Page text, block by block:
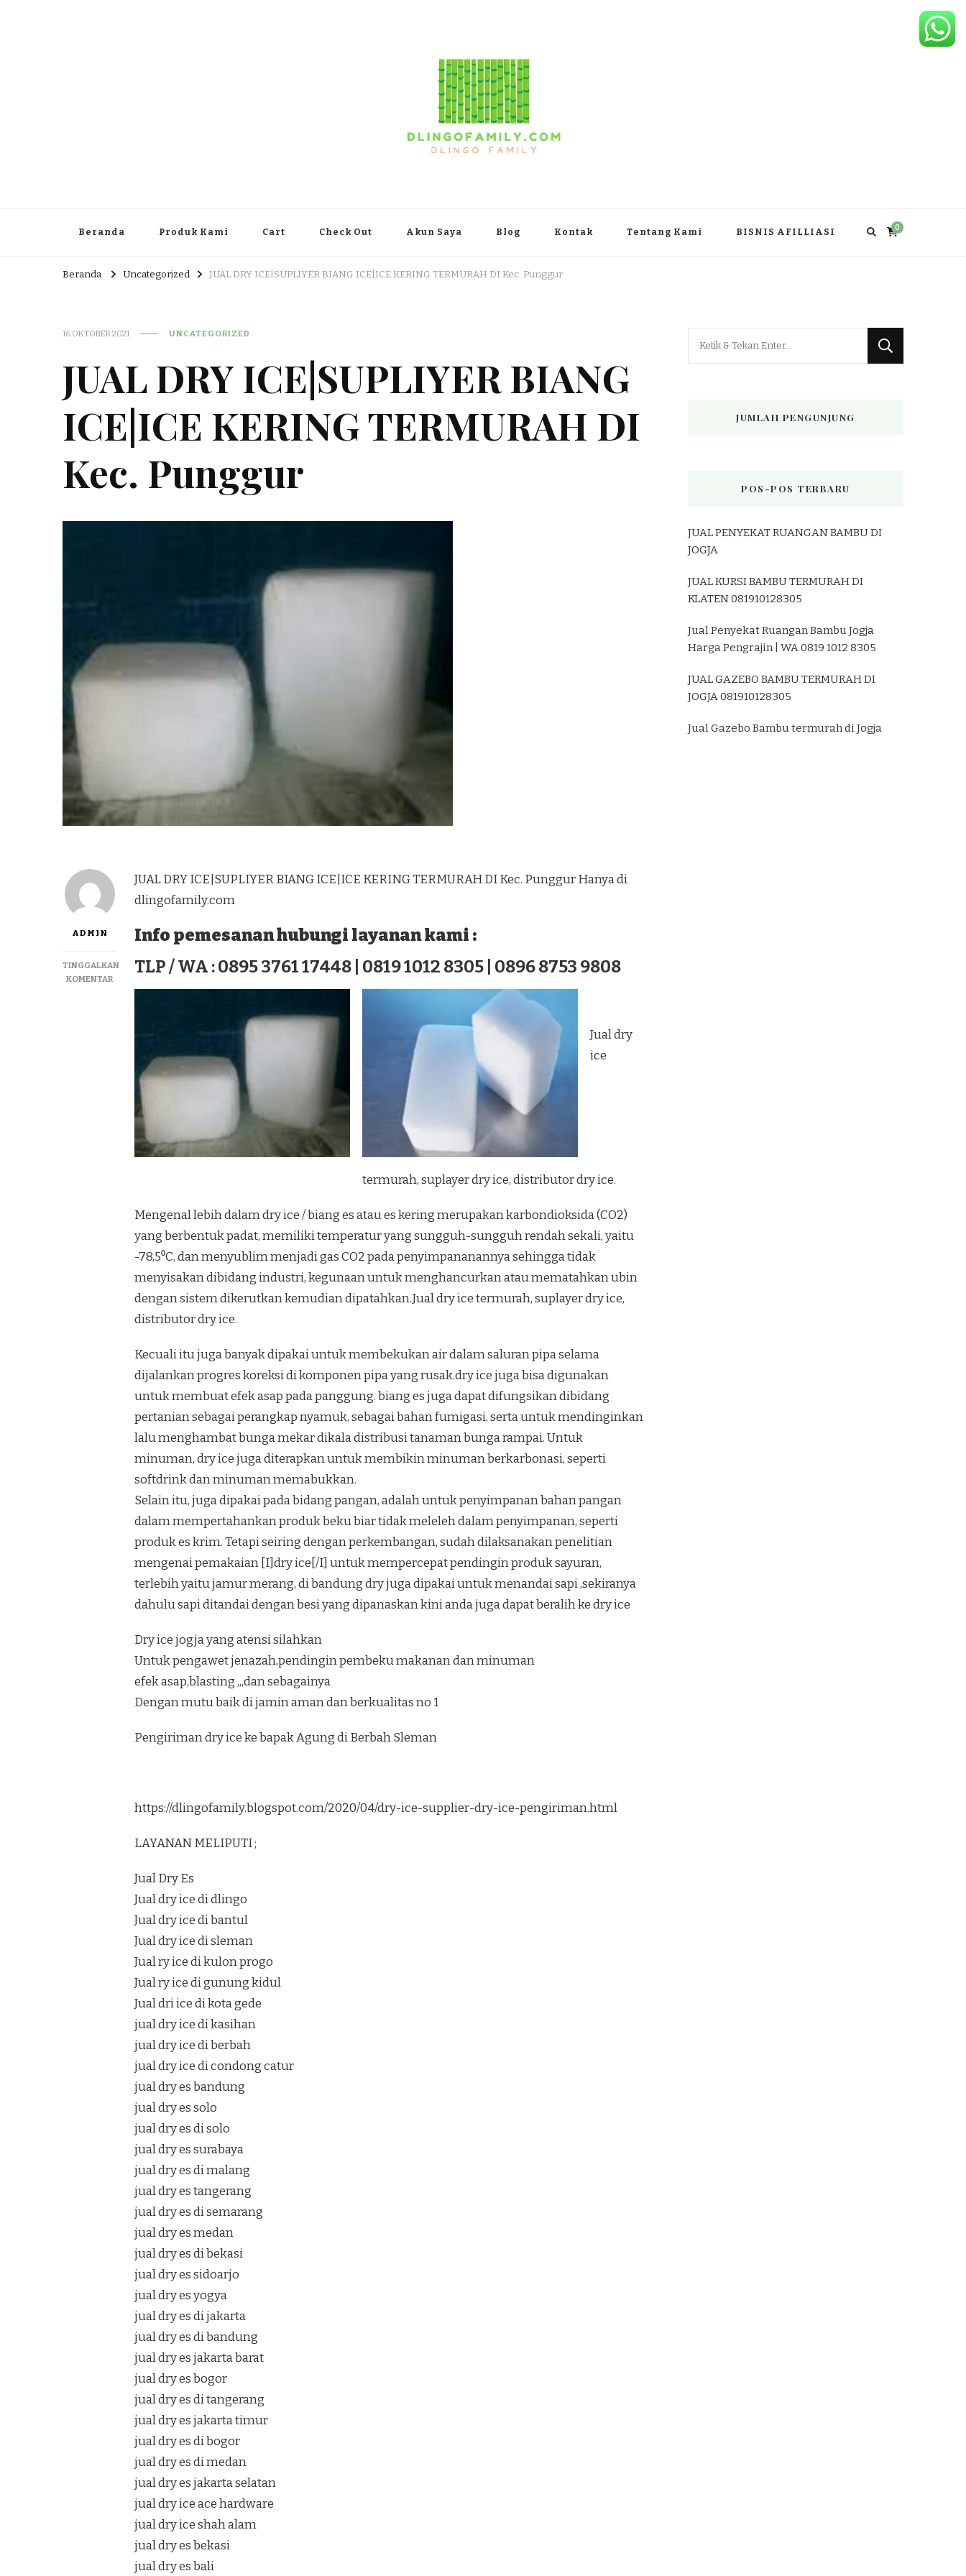
Beranda Produk Kami Cart Check Out Akun Saya Blog Kontak Tentang Kami BISNIS AFILLIASI 0
Beranda Uncategorized JUAL DRY ICE|SUPLIYER BIANG ICE|ICE KERING TERMURAH DI Kec. Punggur
16 OKTOBER 2021 UNCATEGORIZED
JUAL DRY ICE|SUPLIYER BIANG
ICE|ICE KERING TERMURAH DI
Kec. Punggur
ADMIN
TINGGALKAN
KOMENTARPADA
TERMURAH
PUNGGUR
JUAL DRY ICE|SUPLIYER BIANG ICE|ICE KERING TERMURAH DI Kec. Punggur Hanya di
dlingofamily.com
Info pemesanan hubungi layanan kami :
TLP / WA : 0895 3761 17448 | 0819 1012 8305 | 0896 8753 9808
Jual dry
ice
termurah, suplayer dry ice, distributor dry ice.
Mengenal lebih dalam dry ice / biang es atau es kering merupakan karbondioksida (CO2)
yang berbentuk padat, memiliki temperatur yang sungguh-sungguh rendah sekali, yaitu
-78,5⁰C, dan menyublim menjadi gas CO2 pada penyimpananannya sehingga tidak
menyisakan dibidang industri, kegunaan untuk menghancurkan atau mematahkan ubin
dengan sistem dikerutkan kemudian dipatahkan.Jual dry ice termurah, suplayer dry ice,
distributor dry ice.
Kecuali itu juga banyak dipakai untuk membekukan air dalam saluran pipa selama
dijalankan progres koreksi di komponen pipa yang rusak.dry ice juga bisa digunakan
untuk membuat efek asap pada panggung. biang es juga dapat difungsikan dibidang
pertanian sebagai perangkap nyamuk, sebagai bahan fumigasi, serta untuk mendinginkan
lalu menghambat bunga mekar dikala distribusi tanaman bunga rampai. Untuk
minuman, dry ice juga diterapkan untuk membikin minuman berkarbonasi, seperti
softdrink dan minuman memabukkan.
Selain itu, juga dipakai pada bidang pangan, adalah untuk penyimpanan bahan pangan
dalam mempertahankan produk beku biar tidak meleleh dalam penyimpanan, seperti
produk es krim. Tetapi seiring dengan perkembangan, sudah dilaksanakan penelitian
mengenai pemakaian [I]dry ice[/I] untuk mempercepat pendingin produk sayuran,
terlebih yaitu jamur merang, di bandung dry juga dipakai untuk menandai sapi ,sekiranya
dahulu sapi ditandai dengan besi yang dipanaskan kini anda juga dapat beralih ke dry ice
Dry ice jogja yang atensi silahkan
Untuk pengawet jenazah,pendingin pembeku makanan dan minuman
efek asap,blasting ,,,dan sebagainya
Dengan mutu baik di jamin aman dan berkualitas no 1
Pengiriman dry ice ke bapak Agung di Berbah Sleman
https://dlingofamily.blogspot.com/2020/04/dry-ice-supplier-dry-ice-pengiriman.html
LAYANAN MELIPUTI ;
Jual Dry Es
Jual dry ice di dlingo
Jual dry ice di bantul
Jual dry ice di sleman
Jual ry ice di kulon progo
Jual ry ice di gunung kidul
Jual dri ice di kota gede
jual dry ice di kasihan
jual dry ice di berbah
jual dry ice di condong catur
jual dry es bandung
jual dry es solo
jual dry es di solo
jual dry es surabaya
jual dry es di malang
jual dry es tangerang
jual dry es di semarang
jual dry es medan
jual dry es di bekasi
jual dry es sidoarjo
jual dry es yogya
jual dry es di jakarta
jual dry es di bandung
jual dry es jakarta barat
jual dry es bogor
jual dry es di tangerang
jual dry es jakarta timur
jual dry es di bogor
jual dry es di medan
jual dry es jakarta selatan
jual dry ice ace hardware
jual dry ice shah alam
jual dry es bekasi
jual dry es bali
JUMLAH PENGUNJUNG
POS-POS TERBARU
JUAL PENYEKAT RUANGAN BAMBU DI
JOGJA
JUAL KURSI BAMBU TERMURAH DI
KLATEN 081910128305
Jual Penyekat Ruangan Bambu Jogja
Harga Pengrajin | WA 0819 1012 8305
JUAL GAZEBO BAMBU TERMURAH DI
JOGJA 081910128305
Jual Gazebo Bambu termurah di Jogja